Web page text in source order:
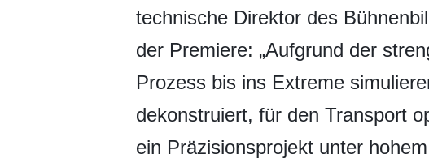
technische Direktor des
der Premiere: „Aufgrund der
Prozess bis ins Extreme
dekonstruiert, für den Transport
ein Präzisionsprojekt unter